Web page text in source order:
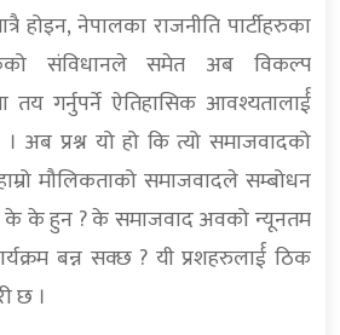
होइन, नेपालका राजनीति पार्टीहरुका
संविधानले समेत अब विकल्प
तय गर्नुपर्ने ऐतिहासिक आवश्यतालार्ई
अब प्रश्न यो हो कि त्यो समाजवादको
मौलिकताको समाजवादले सम्बोधन
के के हुन ? के समाजवाद अवको न्यूनतम
बन्न सक्छ ? यी प्रशहरुलार्ई ठिक
छ ।